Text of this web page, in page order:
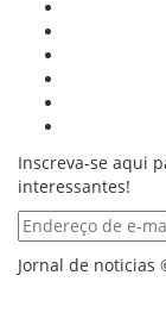
Inscreva-se aqui
interessantes!
Jornal de noticias